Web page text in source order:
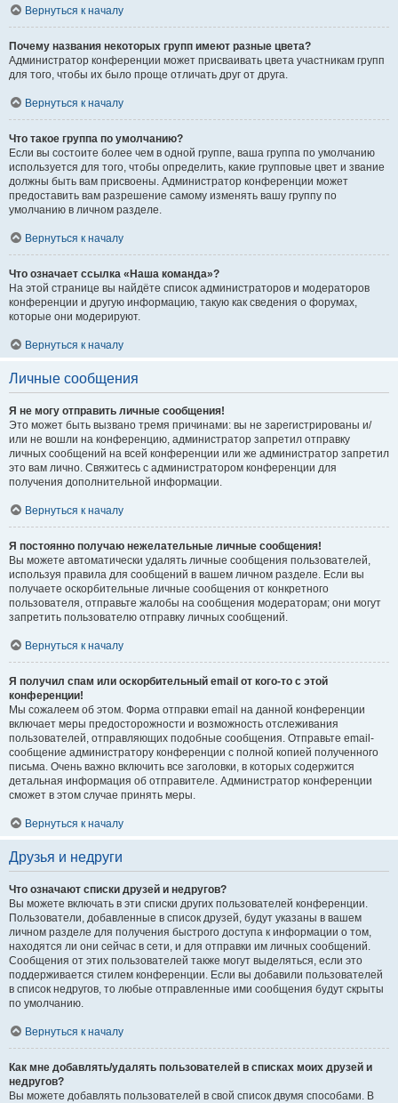
Вернуться к началу
Почему названия некоторых групп имеют разные цвета?
Администратор конференции может присваивать цвета участникам групп
для того, чтобы их было проще отличать друг от друга.
Вернуться к началу
Что такое группа по умолчанию?
Если вы состоите более чем в одной группе, ваша группа по умолчанию
используется для того, чтобы определить, какие групповые цвет и звание
должны быть вам присвоены. Администратор конференции может
предоставить вам разрешение самому изменять вашу группу по
умолчанию в личном разделе.
Вернуться к началу
Что означает ссылка «Наша команда»?
На этой странице вы найдёте список администраторов и модераторов
конференции и другую информацию, такую как сведения о форумах,
которые они модерируют.
Вернуться к началу
Личные сообщения
Я не могу отправить личные сообщения!
Это может быть вызвано тремя причинами: вы не зарегистрированы и/
или не вошли на конференцию, администратор запретил отправку
личных сообщений на всей конференции или же администратор запретил
это вам лично. Свяжитесь с администратором конференции для
получения дополнительной информации.
Вернуться к началу
Я постоянно получаю нежелательные личные сообщения!
Вы можете автоматически удалять личные сообщения пользователей,
используя правила для сообщений в вашем личном разделе. Если вы
получаете оскорбительные личные сообщения от конкретного
пользователя, отправьте жалобы на сообщения модераторам; они могут
запретить пользователю отправку личных сообщений.
Вернуться к началу
Я получил спам или оскорбительный email от кого-то с этой
конференции!
Мы сожалеем об этом. Форма отправки email на данной конференции
включает меры предосторожности и возможность отслеживания
пользователей, отправляющих подобные сообщения. Отправьте email-
сообщение администратору конференции с полной копией полученного
письма. Очень важно включить все заголовки, в которых содержится
детальная информация об отправителе. Администратор конференции
сможет в этом случае принять меры.
Вернуться к началу
Друзья и недруги
Что означают списки друзей и недругов?
Вы можете включать в эти списки других пользователей конференции.
Пользователи, добавленные в список друзей, будут указаны в вашем
личном разделе для получения быстрого доступа к информации о том,
находятся ли они сейчас в сети, и для отправки им личных сообщений.
Сообщения от этих пользователей также могут выделяться, если это
поддерживается стилем конференции. Если вы добавили пользователей
в список недругов, то любые отправленные ими сообщения будут скрыты
по умолчанию.
Вернуться к началу
Как мне добавлять/удалять пользователей в списках моих друзей и
недругов?
Вы можете добавлять пользователей в свой список двумя способами. В